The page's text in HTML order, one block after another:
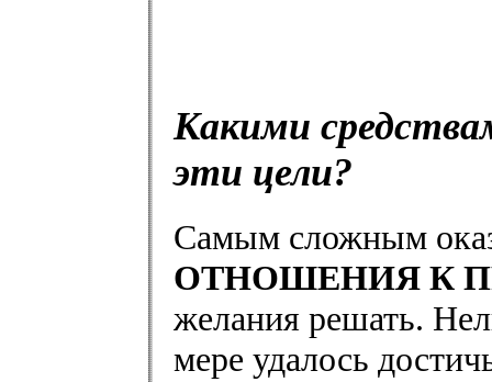
Какими
эти цели?
Самым сложным
ОТНОШЕНИЯ К
желания решать.
мере удалось